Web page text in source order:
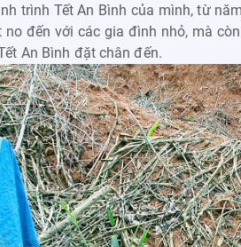
trình Tết An Bình của mình, từ
no đến với các gia đình nhỏ, mà
An Bình đặt chân đến.